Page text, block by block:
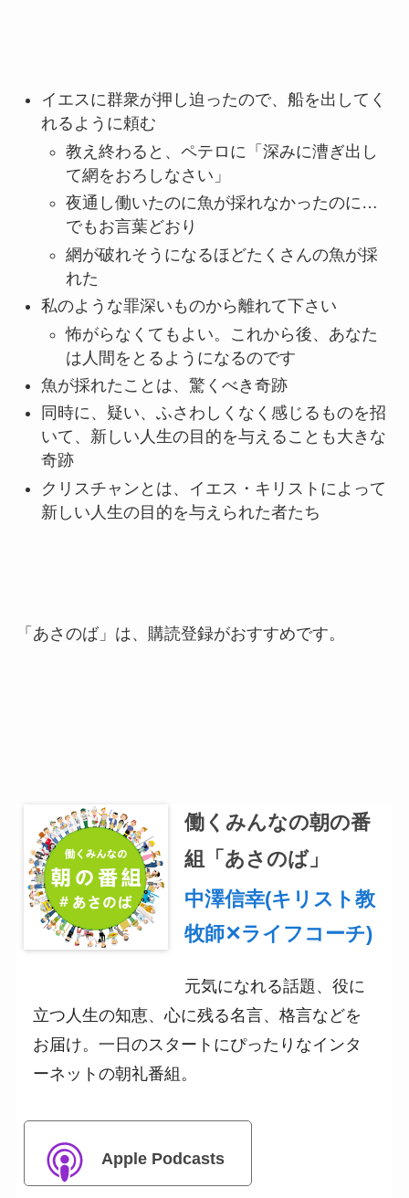
イエスに群衆が押し迫ったので、船を出してく
れるように頼む
教え終わると、ペテロに「深みに漕ぎ出し
て網をおろしなさい」
夜通し働いたのに魚が採れなかったのに…
でもお言葉どおり
網が破れそうになるほどたくさんの魚が採
れた
私のような罪深いものから離れて下さい
怖がらなくてもよい。これから後、あなた
は人間をとるようになるのです
魚が採れたことは、驚くべき奇跡
同時に、疑い、ふさわしくなく感じるものを招
いて、新しい人生の目的を与えることも大きな
奇跡
クリスチャンとは、イエス・キリストによって
新しい人生の目的を与えられた者たち
「あさのば」は、購読登録がおすすめです。
働くみんなの朝の番
組「あさのば」
中澤信幸(キリスト教
牧師✕ライフコーチ)
元気になれる話題、役に
立つ人生の知恵、心に残る名言、格言などを
お届け。一日のスタートにぴったりなインタ
ーネットの朝礼番組。
Apple Podcasts